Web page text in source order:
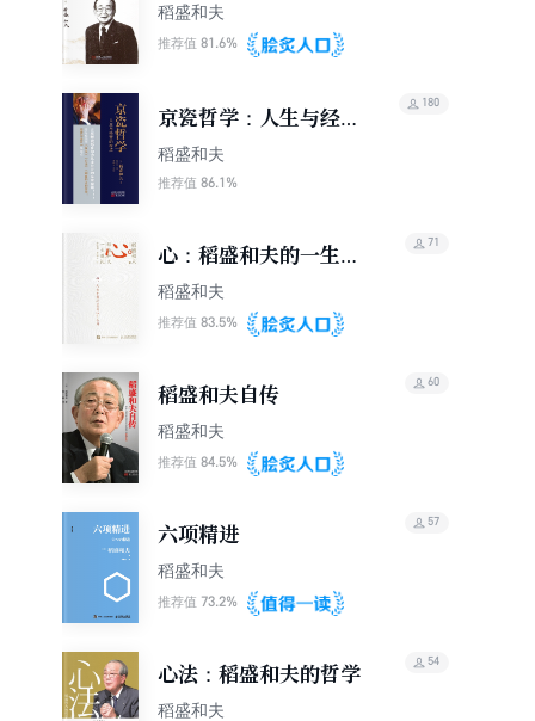
稻盛和夫
推荐值 81.6%
京瓷哲学：人生与经营
的原点
稻盛和夫
推荐值 86.1%
180
心：稻盛和夫的一生嘱
托（独家首发）
稻盛和夫
推荐值 83.5%
71
稻盛和夫自传
稻盛和夫
推荐值 84.5%
60
六项精进
稻盛和夫
推荐值 73.2%
57
心法：稻盛和夫的哲学
稻盛和夫
54